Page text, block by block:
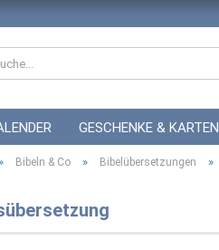
GESCHENKE & KARTEN
HOCHZEIT GUTSCHEINE
» Bibeln & Co » Bibelübersetzungen »